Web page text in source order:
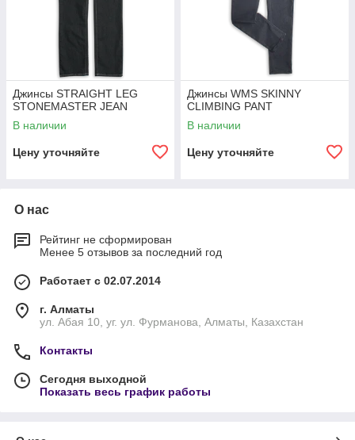
Джинсы STRAIGHT LEG
STONEMASTER JEAN
В наличии
Цену уточняйте
Джинсы WMS SKINNY
CLIMBING PANT
В наличии
Цену уточняйте
О нас
Рейтинг не сформирован
Менее 5 отзывов за последний год
Работает с 02.07.2014
г. Алматы
ул. Абая 10, уг. ул. Фурманова, Алматы, Казахстан
Контакты
Сегодня выходной
Показать весь график работы